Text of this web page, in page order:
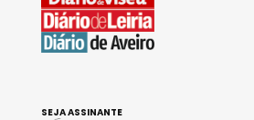
SEJA ASSINANTE